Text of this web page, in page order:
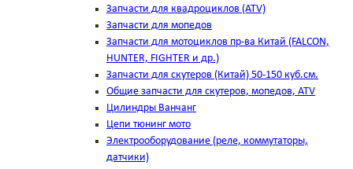
Запчасти для квадроциклов (ATV)
Запчасти для мопедов
Запчасти для мотоциклов пр-ва Китай (FALCON,
HUNTER, FIGHTER и др.)
Запчасти для скутеров (Китай) 50-150 куб.см.
Общие запчасти для скутеров, мопедов, ATV
Цилиндры Ванчанг
Цепи тюнинг мото
Электрооборудование (реле, коммутаторы,
датчики)